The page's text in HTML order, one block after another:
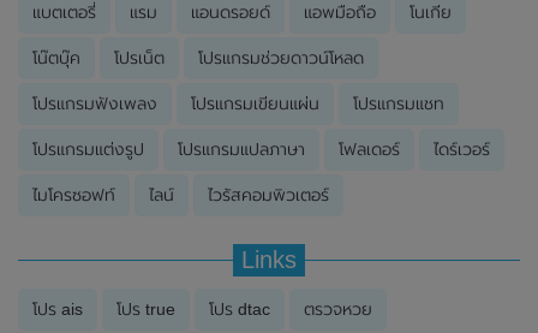
แบตเตอรี่ แรม แอนดรอยด์ แอพมือถือ โนเกีย
โน๊ตบุ๊ค โปรเน็ต โปรแกรมช่วยดาวน์โหลด
โปรแกรมฟังเพลง โปรแกรมเขียนแผ่น โปรแกรมแชท
โปรแกรมแต่งรูป โปรแกรมแปลภาษา โฟลเดอร์ ไดร์เวอร์
ไมโครซอฟท์ ไลน์ ไวรัสคอมพิวเตอร์
Links
โปร ais โปร true โปร dtac ตรวจหวย